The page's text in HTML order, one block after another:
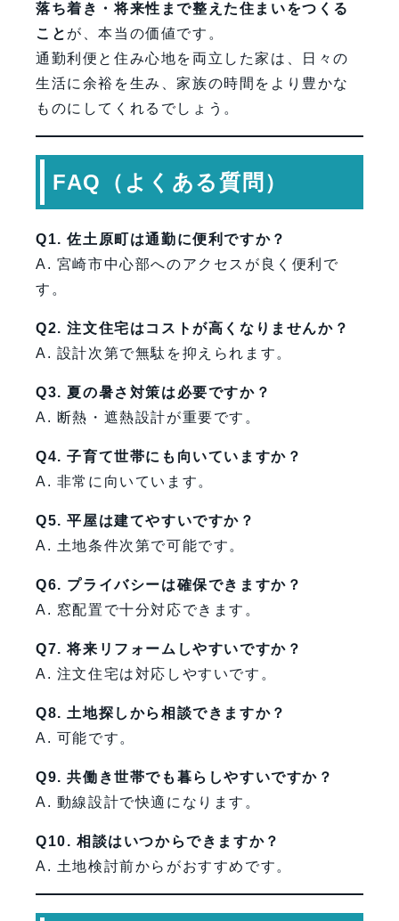
落ち着き・将来性まで整えた住まいをつくる
こと が、本当の価値です。
通勤利便と住み心地を両立した家は、日々の
生活に余裕を生み、家族の時間をより豊かな
ものにしてくれるでしょう。
FAQ（よくある質問）
Q1. 佐土原町は通勤に便利ですか？
A. 宮崎市中心部へのアクセスが良く便利で
す。
Q2. 注文住宅はコストが高くなりませんか？
A. 設計次第で無駄を抑えられます。
Q3. 夏の暑さ対策は必要ですか？
A. 断熱・遮熱設計が重要です。
Q4. 子育て世帯にも向いていますか？
A. 非常に向いています。
Q5. 平屋は建てやすいですか？
A. 土地条件次第で可能です。
Q6. プライバシーは確保できますか？
A. 窓配置で十分対応できます。
Q7. 将来リフォームしやすいですか？
A. 注文住宅は対応しやすいです。
Q8. 土地探しから相談できますか？
A. 可能です。
Q9. 共働き世帯でも暮らしやすいですか？
A. 動線設計で快適になります。
Q10. 相談はいつからできますか？
A. 土地検討前からがおすすめです。